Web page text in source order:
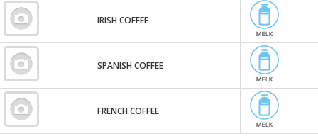
IRISH COFFEE
SPANISH COFFEE
FRENCH COFFEE